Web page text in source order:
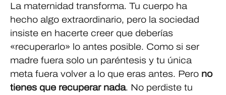
La maternidad transforma. Tu cuerpo ha
hecho algo extraordinario, pero la sociedad
insiste en hacerte creer que deberías
«recuperarlo» lo antes posible. Como si ser
madre fuera solo un paréntesis y tu única
meta fuera volver a lo que eras antes. Pero no
tienes que recuperar nada. No perdiste tu